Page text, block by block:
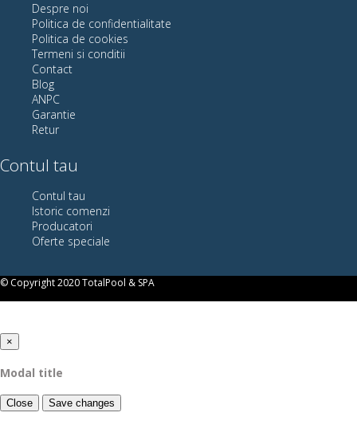
Despre noi
Politica de confidentialitate
Politica de cookies
Termeni si conditii
Contact
Blog
ANPC
Garantie
Retur
Contul tau
Contul tau
Istoric comenzi
Producatori
Oferte speciale
© Copyright 2020 TotalPool & SPA
×
Modal title
Close Save changes